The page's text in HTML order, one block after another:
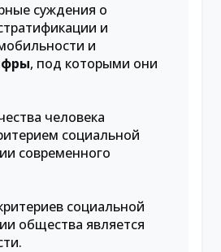
суждения о
и
и
, под которыми они
человека
социальной
современного
социальной
общества является